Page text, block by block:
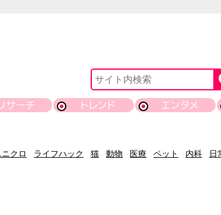
サーチ トレンド エンタメ
クロ ライフハック 猫 動物 医療 ペット 内科 日